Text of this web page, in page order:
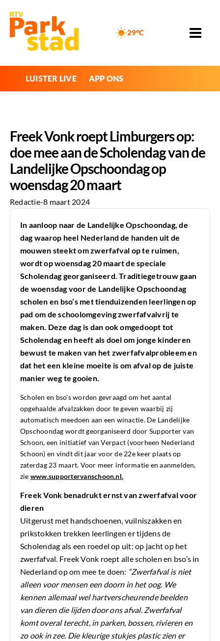
29°C
LUISTER LIVE APP ONS
Freek Vonk roept Limburgers op:
doe mee aan de Scholendag van de
Landelijke Opschoondag op
woensdag 20 maart
Redactie-8 maart 2024
In aanloop naar de Landelijke Opschoondag, de
dag waarop heel Nederland de handen uit de
mouwen steekt om zwerfafval op te ruimen,
wordt op woensdag 20 maart de speciale
Scholendag georganiseerd. Traditiegetrouw gaan
de woensdag voor de Landelijke Opschoondag
scholen en bso’s met tienduizenden leerlingen op
pad om de schoolomgeving zwerfafvalvrij te
maken. Deze dag is dan ook omgedoopt tot
Scholendag en heeft als doel om jonge kinderen
bewust te maken van het zwerfafvalprobleem en
dat het een kleine moeite is om afval op de juiste
manier weg te gooien.
Scholen en bso’s worden gevraagd om het aantal
opgehaalde afvalzakken door te geven waarbij zij
automatisch meedoen aan een winactie. De Landelijke
Opschoondag wordt georganiseerd door Supporter van
Schoon, een initiatief van Verpact (voorheen Nederland
Schoon) en vindt dit jaar voor de 22e keer plaats op
zaterdag 23 maart. Voor meer informatie en aanmelden,
zie www.supportervanschoon.nl.
Freek Vonk benadrukt ernst van zwerfafval voor
dieren
Uitgerust met handschoenen, vuilniszakken en
prikstokken trekken leerlingen er tijdens de
Scholendag als een roedel op uit: op jacht op het
zwerfafval. Freek Vonk roept alle scholen en bso’s in
Nederland op om mee te doen: “Zwerfafval is niet
alleen voor mensen een doorn in het oog. We
kennen allemaal wel hartverscheurende beelden
van dieren die lijden door ons afval. Zwerfafval
komt overal terecht, in parken, bossen, rivieren en
zo ook in zee. Die kleurige stukjes plastic zien er